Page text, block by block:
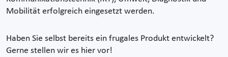
Mobilität erfolgreich eingesetzt werden.
Haben Sie selbst bereits ein frugales Produkt entwickelt?
Gerne stellen wir es hier vor!